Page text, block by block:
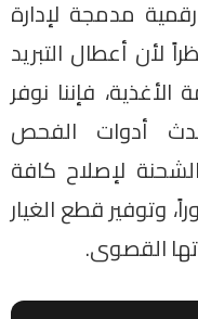
مدمجة لإدارة
لأن أعطال التبريد
فإننا نوفر
أدوات الفحص
لإصلاح كافة
وتوفير قطع الغيار
القصوى.